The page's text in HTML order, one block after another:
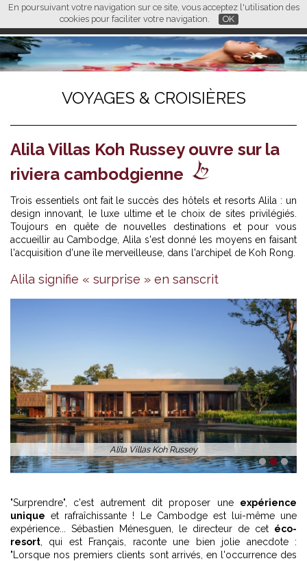
En poursuivant votre navigation sur ce site, vous acceptez l'utilisation des
cookies pour faciliter votre navigation.
OK
FR EN CN
L M
VOYAGES & CROISIÈRES
Alila Villas Koh Russey ouvre sur la
riviera cambodgienne
Trois essentiels ont fait le succès des hôtels et resorts Alila : un
design innovant, le luxe ultime et le choix de sites privilégiés.
Toujours en quête de nouvelles destinations et pour vous
accueillir au Cambodge, Alila s'est donné les moyens en faisant
l'acquisition d'une île merveilleuse, dans l'archipel de Koh Rong.
Alila signifie « surprise » en sanscrit
Alila Villas Koh Russey
1 2 3
"Surprendre", c'est autrement dit proposer une expérience
unique et rafraîchissante ! Le Cambodge est lui-même une
expérience... Sébastien Ménesguen, le directeur de cet éco-
resort , qui est Français, raconte une bien jolie anecdote :
"Lorsque nos premiers clients sont arrivés, en l'occurrence des